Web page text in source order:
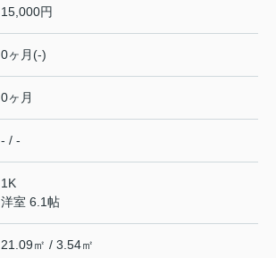
15,000円
0ヶ月(-)
0ヶ月
- / -
1K
洋室 6.1帖
21.09㎡ / 3.54㎡